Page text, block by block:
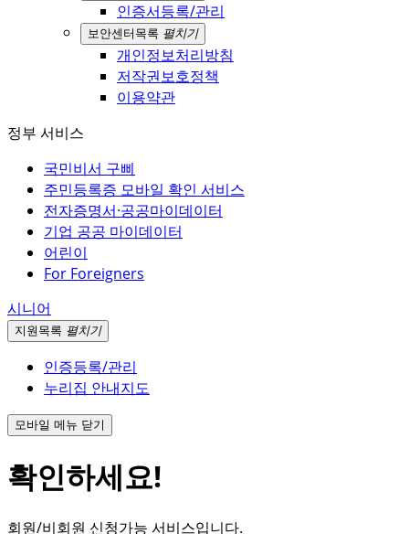
인증서등록/관리
보안센터 목록 펼치기
개인정보처리방침
저작권보호정책
이용약관
정부 서비스
국민비서 구삐
주민등록증 모바일 확인 서비스
전자증명서·공공마이데이터
기업 공공 마이데이터
어린이
For Foreigners
시니어
지원 목록 펼치기
인증등록/관리
누리집 안내지도
모바일 메뉴 닫기
확인하세요!
회원/비회원 신청가능 서비스입니다.